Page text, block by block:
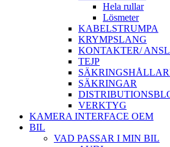
Hela rullar
Lösmeter
KABELSTRUMPA
KRYMPSLANG
KONTAKTER/
TEJP
SÄKRINGAR
VERKTYG
KAMERA INTERFACE OEM
BIL
VAD PASSAR I MIN BIL